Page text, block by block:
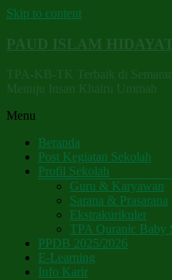
Skip to content
PAUD ISLAM
TPA-KB-TK Terbaik di
Menuju Insan Khairu Ummah
Menu
Beranda
Post Kegiatan Sekolah
Profil Sekolah
Guru & Karyawan
Sarana & Prasarana
Ekstrakurikuler
TPA Quranic Baby
PPDB 2025/2026
E-Learning
Info Karir